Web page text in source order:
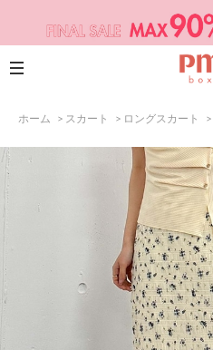
ホーム > スカート > ロングスカート >